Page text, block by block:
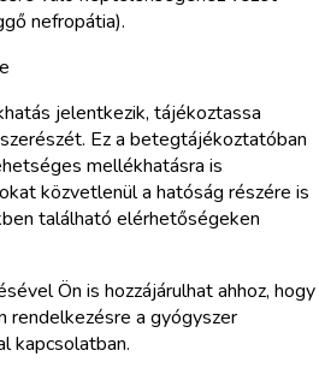
nefropátia).
jelentkezik, tájékoztassa
Ez a betegtájékoztatóban
mellékhatásra is
közvetlenül a hatóság részére is
található elérhetőségeken
Ön is hozzájárulhat ahhoz, hogy
rendelkezésre a gyógyszer
kapcsolatban.